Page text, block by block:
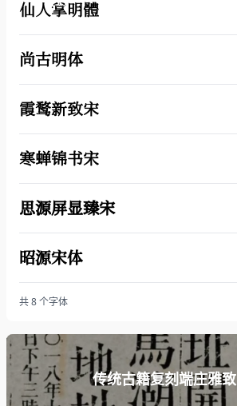
仙人掌明體
尚古明体
霞鹜新致宋
寒蝉锦书宋
思源屏显臻宋
昭源宋体
共 8 个字体
传统古籍复刻端庄雅